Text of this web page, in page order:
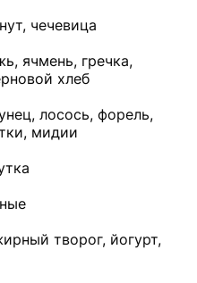
чечевица
ячмень, гречка,
хлеб
лосось, форель,
мидии
творог, йогурт,